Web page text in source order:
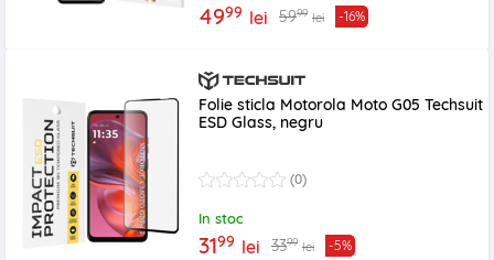
4999 lei 5999 lei -16%
Folie sticla Motorola Moto G05 Techsuit
ESD Glass, negru
(0)
In stoc
3199 lei 3399 lei -5%